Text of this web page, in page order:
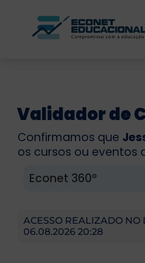
Validador de
Confirmamos que
os cursos ou eventos
Econet 360º
ACESSO REALIZADO NO
06.08.2026 20:28